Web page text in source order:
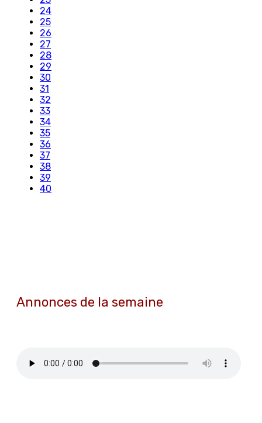
24
25
26
27
28
29
30
31
32
33
34
35
36
37
38
39
40
Annonces de la semaine